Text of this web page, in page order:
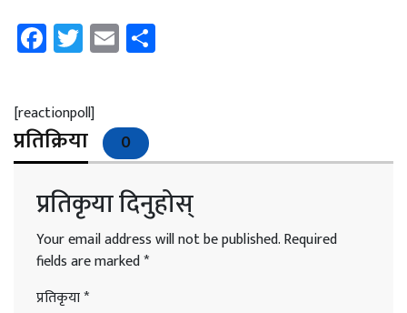
Facebook
Twitter
Email
[reactionpoll]
प्रतिक्रिया 0
प्रतिकृया दिनुहोस्
Your email address will not be published.Required
fields are marked*
प्रतिकृया*